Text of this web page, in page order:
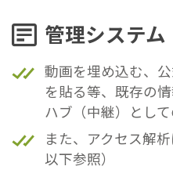
管理システム
動画を埋め込む、
を貼る等、既存の
ハブ（中継）として
また、アクセス解
以下参照）